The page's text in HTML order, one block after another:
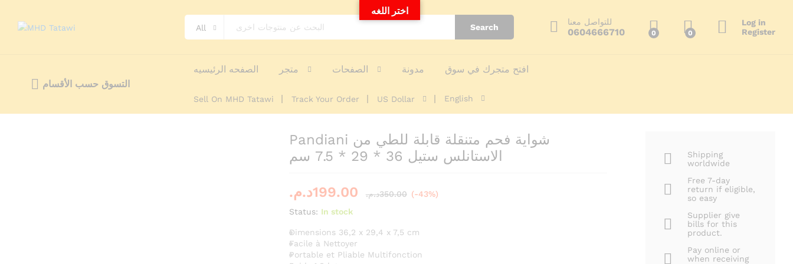
All Search
للتواصل معنا
0604666710 0 0
Log in
Register
التسوق حسب الأقسام
الصفحه الرئيسيه متجر الصفحات مدونة افتح متجرك في سوق
Sell On MHD Tatawi Track Your Order US Dollar English
Pandiani شواية فحم متنقلة قابلة للطي من
الاستانلس ستيل 36 * 29 * 7.5 سم
199.00د.م. 350.00د.م.
(-43%)
Status: In stock
Dimensions 36,2 x 29,4 x 7,5 cm
Facile à Nettoyer
Portable et Pliable Multifonction
Shipping
worldwide
Free 7-day
return if eligible,
so easy
Supplier give
bills for this
product.
Pay online or
when receiving
اختر اللغه
More Offers tatawi Enquiries
350.00